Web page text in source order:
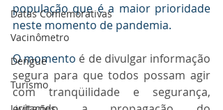
Datas Comemorativas
Vacinômetro
Dengue
Turismo
população que é a maior prioridade
neste momento de pandemia.
O momento é de divulgar informação
segura para que todos possam agir
com tranqüilidade e segurança,